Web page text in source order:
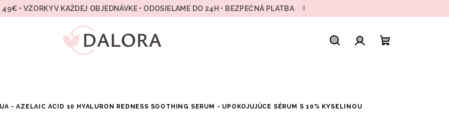
49€ • VZORKY V KAŽDEJ OBJEDNÁVKE • ODOSIELAME DO 24H • BEZPEČNÁ PLATBA
- AZELAIC ACID 10 HYALURON REDNESS SOOTHING SERUM - UPOKOJUJÚCE SÉRUM S 10% KYSELINOU